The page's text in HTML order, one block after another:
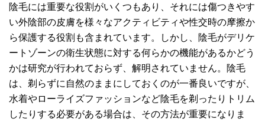
陰毛には重要な役割がいくつもあり、それには傷つきやす
い外陰部の皮膚を様々なアクティビティや性交時の摩擦か
ら保護する役割も含まれています。しかし、陰毛がデリケ
ートゾーンの衛生状態に対する何らかの機能があるかどう
かは研究が行われておらず、解明されていません。陰毛
は、剃らずに自然のままにしておくのが一番良いですが、
水着やローライズファッションなど陰毛を剃ったりトリム
したりする必要がある場合は、その方法が重要になりま